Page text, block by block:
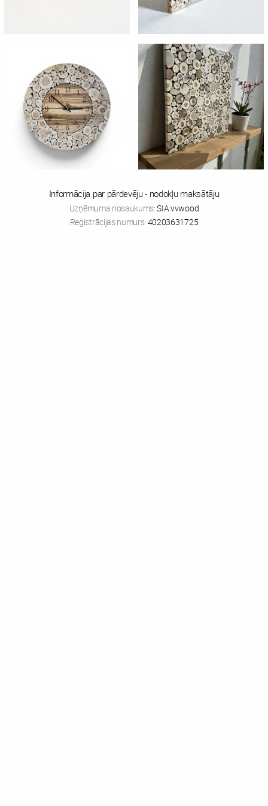
Informācija par pārdevēju - nodokļu maksātāju
Uzņēmuma nosaukums:SIA vvwood
Reģistrācijas numurs: 40203631725